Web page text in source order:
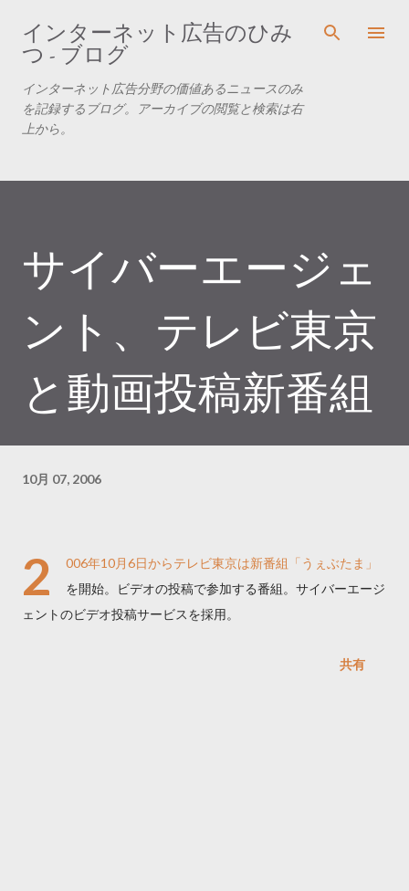
スキップしてメイン コンテンツに移動
インターネット広告のひみ
つ - ブログ
インターネット広告分野の価値あるニュースのみ
を記録するブログ。アーカイブの閲覧と検索は右
上から。
サイバーエージェ
ント、テレビ東京
と動画投稿新番組
10月 07, 2006
2
006年10月6日からテレビ東京は新番組「うぇぶたま」
を開始。ビデオの投稿で参加する番組。サイバーエージ
ェントのビデオ投稿サービスを採用。
共有